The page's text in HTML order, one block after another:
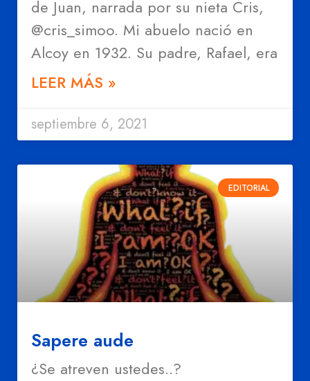
de Juan, narrada por su nieta Cris,
@cris_simoo. Mi abuelo nació en
Alcoy en 1932. Su padre, Rafael, era
LEER MÁS »
septiembre 6, 2021
EDITORIAL
Sapere aude
¿Se atreven ustedes..?